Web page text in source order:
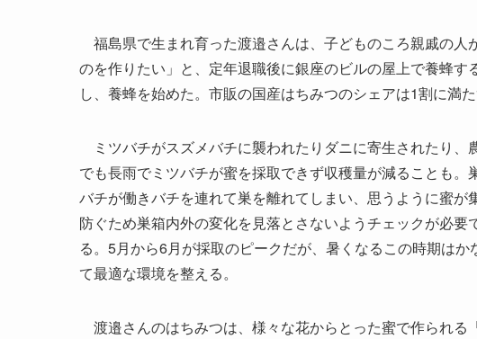
福島県で生まれ育った渡邉さんは、子どものころ親戚の人
のを作りたい」と、定年退職後に銀座のビルの屋上で養蜂
し、養蜂を始めた。市販の国産はちみつのシェアは1割に満
ミツバチがスズメバチに襲われたりダニに寄生されたり
でも長雨でミツバチが蜜を採取できず収穫量が減ることも
バチが働きバチを連れて巣を離れてしまい、思うように蜜
防ぐため巣箱内外の変化を見落とさないようチェックが必
る。5月から6月が採取のピークだが、暑くなるこの時期は
て最適な環境を整える。
渡邉さんのはちみつは、様々な花からとった蜜で作られる